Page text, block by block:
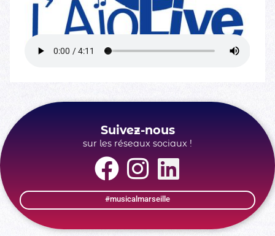
Suivez-nous
sur les réseaux sociaux !
#musicalmarseille